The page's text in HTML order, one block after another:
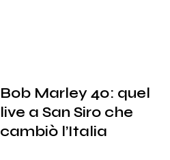
Bob Marley 40: quel
live a San Siro che
cambiò l’Italia